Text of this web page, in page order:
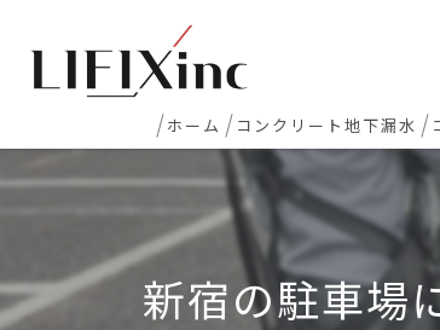
ホーム コンクリート地下漏水
地下室漏水
地下・半地下駐車場 漏
エレベーターピット漏
新宿の駐車場